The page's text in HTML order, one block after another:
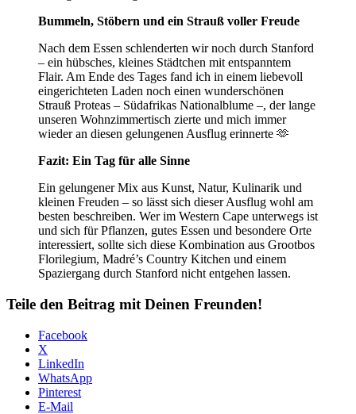
Bummeln, Stöbern und ein Strauß voller Freude
Nach dem Essen schlenderten wir noch durch Stanford
– ein hübsches, kleines Städtchen mit entspanntem
Flair. Am Ende des Tages fand ich in einem liebevoll
eingerichteten Laden noch einen wunderschönen
Strauß Proteas – Südafrikas Nationalblume –, der lange
unseren Wohnzimmertisch zierte und mich immer
wieder an diesen gelungenen Ausflug erinnerte 🫶
Fazit: Ein Tag für alle Sinne
Ein gelungener Mix aus Kunst, Natur, Kulinarik und
kleinen Freuden – so lässt sich dieser Ausflug wohl am
besten beschreiben. Wer im Western Cape unterwegs ist
und sich für Pflanzen, gutes Essen und besondere Orte
interessiert, sollte sich diese Kombination aus Grootbos
Florilegium, Madré’s Country Kitchen und einem
Spaziergang durch Stanford nicht entgehen lassen.
Teile den Beitrag mit Deinen Freunden!
Facebook
X
LinkedIn
WhatsApp
Pinterest
E-Mail